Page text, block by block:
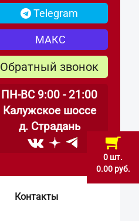
0 шт.
0.00 руб.
Telegram
МАКС
Обратный звонок
ПН-ВС 9:00 - 21:00
Калужское шоссе
д. Страдань
Контакты